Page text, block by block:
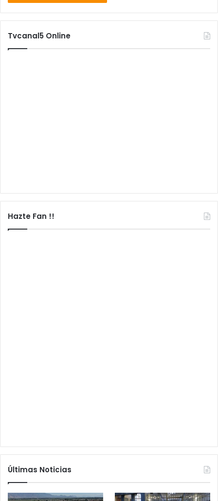
Tvcanal5 Online
Hazte Fan !!
Últimas Noticias